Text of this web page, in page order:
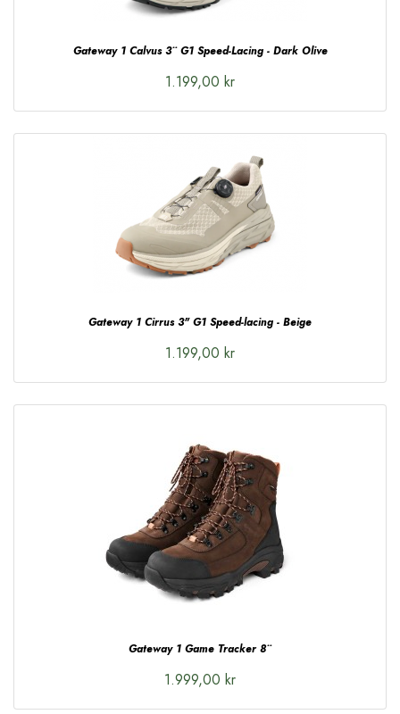
Gateway 1 Calvus 3¨ G1 Speed-Lacing - Dark Olive
1.199,00 kr
Gateway 1 Cirrus 3" G1 Speed-lacing - Beige
1.199,00 kr
Gateway 1 Game Tracker 8¨
1.999,00 kr